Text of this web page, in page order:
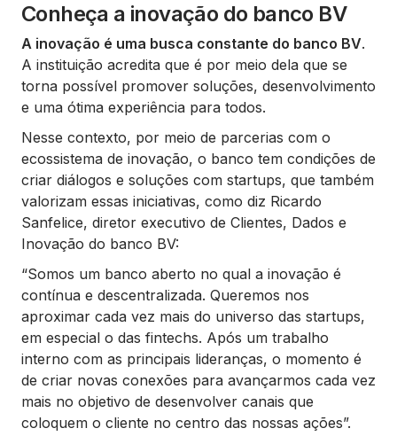
Conheça a inovação do banco BV
A inovação é uma busca constante do banco BV.
A instituição acredita que é por meio dela que se
torna possível promover soluções, desenvolvimento
e uma ótima experiência para todos.
Nesse contexto, por meio de parcerias com o
ecossistema de inovação, o banco tem condições de
criar diálogos e soluções com startups, que também
valorizam essas iniciativas, como diz Ricardo
Sanfelice, diretor executivo de Clientes, Dados e
Inovação do banco BV:
“Somos um banco aberto no qual a inovação é
contínua e descentralizada. Queremos nos
aproximar cada vez mais do universo das startups,
em especial o das fintechs. Após um trabalho
interno com as principais lideranças, o momento é
de criar novas conexões para avançarmos cada vez
mais no objetivo de desenvolver canais que
coloquem o cliente no centro das nossas ações”.